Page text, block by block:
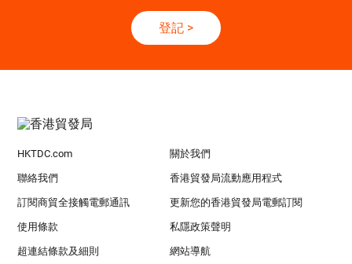
登記 >
HKTDC.com 關於我們
聯絡我們 香港貿發局流動應用程式
訂閱商貿全接觸電郵通訊 更新您的香港貿發局電郵訂閱
使用條款 私隱政策聲明
超連結條款及細則 網站導航